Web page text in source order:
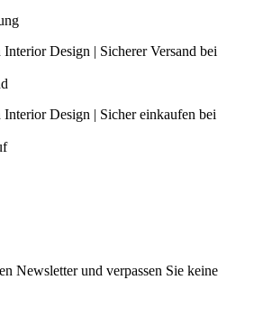
Newsletter und verpassen Sie keine